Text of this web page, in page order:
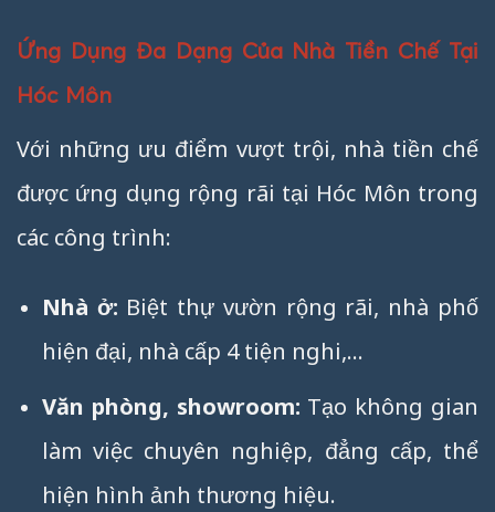
Ứng Dụng Đa Dạng Của Nhà Tiền Chế Tại
Hóc Môn
Với những ưu điểm vượt trội, nhà tiền chế
được ứng dụng rộng rãi tại Hóc Môn trong
các công trình:
Nhà ở: Biệt thự vườn rộng rãi, nhà phố
hiện đại, nhà cấp 4 tiện nghi,…
Văn phòng, showroom: Tạo không gian
làm việc chuyên nghiệp, đẳng cấp, thể
hiện hình ảnh thương hiệu.